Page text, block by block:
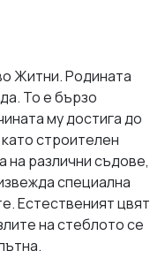
Житни. Родината
То е бързо
му достига до
строителен
на различни съдове,
специална
Естественият цвят
на стеблото се